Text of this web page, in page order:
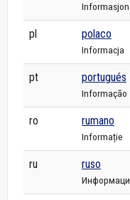
Informasjon
pl polaco
Informacja
pt portugués
Informação
ro rumano
Informație
ru ruso